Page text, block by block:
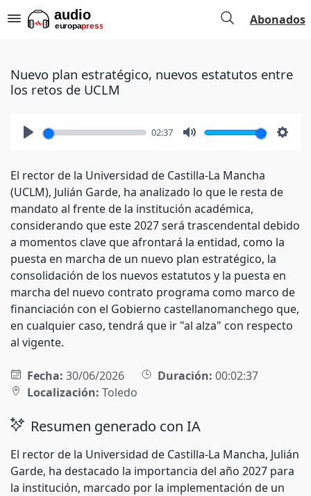
Abonados
Nuevo plan estratégico, nuevos estatutos entre
los retos de UCLM
02:37
El rector de la Universidad de Castilla-La Mancha
(UCLM), Julián Garde, ha analizado lo que le resta de
mandato al frente de la institución académica,
considerando que este 2027 será trascendental debido
a momentos clave que afrontará la entidad, como la
puesta en marcha de un nuevo plan estratégico, la
consolidación de los nuevos estatutos y la puesta en
marcha del nuevo contrato programa como marco de
financiación con el Gobierno castellanomanchego que,
en cualquier caso, tendrá que ir "al alza" con respecto
al vigente.
Fecha: 30/06/2026 Duración: 00:02:37
Localización: Toledo
Resumen generado con IA
El rector de la Universidad de Castilla-La Mancha, Julián
Garde, ha destacado la importancia del año 2027 para
la institución, marcado por la implementación de un